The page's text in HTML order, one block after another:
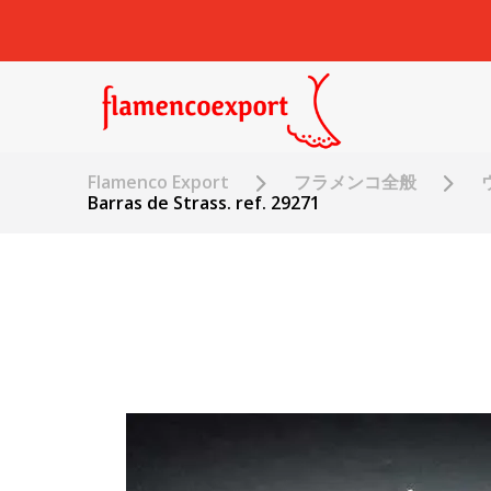
Flamenco Export フラメンコ全般
Barras de Strass. ref. 29271